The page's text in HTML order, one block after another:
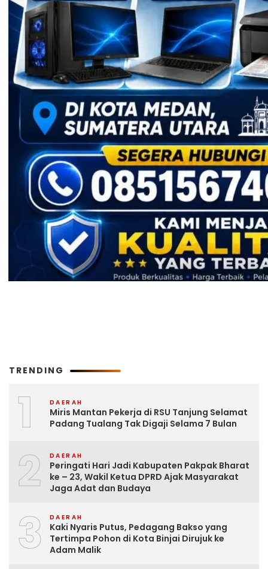
TRENDING
1 DAERAH
Miris Mantan Pekerja di RSU Tanjung Selamat
Padang Tualang Tak Digaji Selama 7 Bulan
2 DAERAH
Peringati Hari Jadi Kabupaten Pakpak Bharat
ke – 23, Wakil Ketua DPRD Ajak Masyarakat
Jaga Adat dan Budaya
3 DAERAH
Kaki Nyaris Putus, Pedagang Bakso yang
Tertimpa Pohon di Kota Binjai Dirujuk ke
Adam Malik